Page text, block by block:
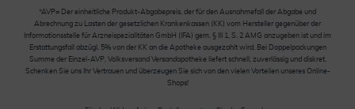
*AVP= Der einheitliche Produkt-Abgabepreis, der für den Ausnahmefall der Abgabe und
Abrechnung zu Lasten der gesetzlichen Krankenkassen (KK) vom Hersteller gegenüber der
Informationsstelle für Arzneispezialitäten GmbH (IFA) gem. § III 1, S. 2 AMG anzugeben ist und im
Erstattungsfall abzügl. 5% von der KK an die Apotheke ausgezahlt wird. Bei Doppelpackungen
Summe der Einzel-AVP. Volksversand Versandapotheke liefert schnell, zuverlässig und diskret.
Schenken Sie uns Ihr Vertrauen und überzeugen Sie sich von den vielen Vorteilen unseres Online-
Shops!